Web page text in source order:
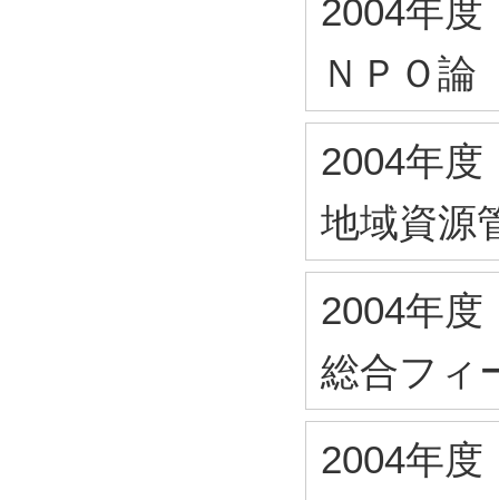
2004年度
ＮＰＯ論
2004年度
地域資源
2004年度
総合フィ
2004年度